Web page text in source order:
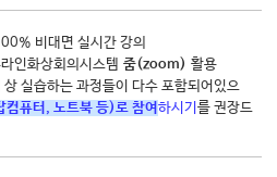
치동아리
비대면 실시간 강의
인화상회의시스템 줌(zoom) 활용
실습하는 과정들이 다수 포함되어있으
컴퓨터, 노트북 등)로 참여 하시기 를 권장드